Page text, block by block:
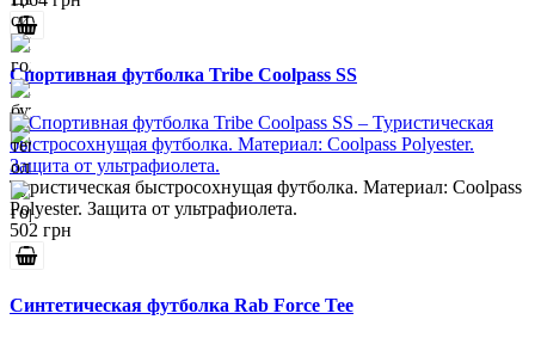
Спортивная футболка Tribe Coolpass SS
Туристическая быстросохнущая футболка. Материал: Coolpass
Polyester. Защита от ультрафиолета.
502 грн
Синтетическая футболка Rab Force Tee